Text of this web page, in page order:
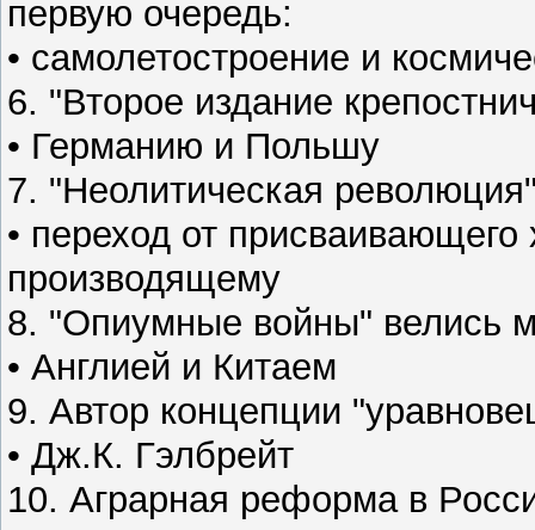
первую очередь:
• самолетостроение и
6. "Второе издание
• Германию и Польшу
7. "Неолитическая
• переход от присваивающего
производящему
8. "Опиумные войны" велись
• Англией и Китаем
9. Автор концепции
• Дж.К. Гэлбрейт
10. Аграрная реформа в